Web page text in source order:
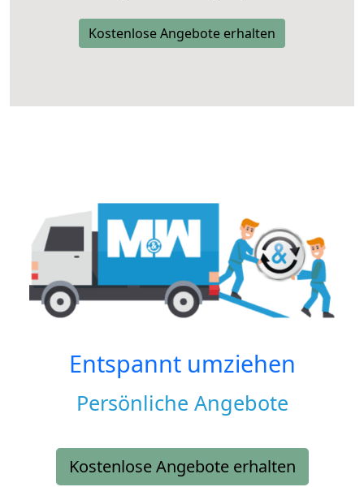
Kostenlose Angebote erhalten
Entspannt umziehen
Persönliche Angebote
Kostenlose Angebote erhalten